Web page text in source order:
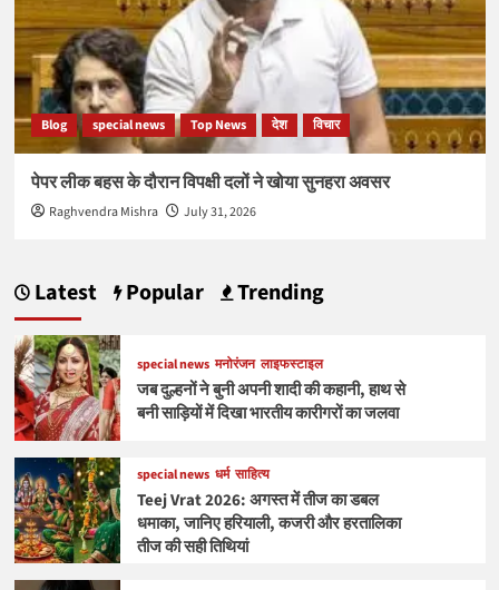
Blog special news Top News देश विचार
पेपर लीक बहस के दौरान विपक्षी दलों ने खोया सुनहरा अवसर
Raghvendra Mishra July 31, 2026
Latest Popular Trending
special news मनोरंजन लाइफस्टाइल
जब दुल्हनों ने बुनी अपनी शादी की कहानी, हाथ से
बनी साड़ियों में दिखा भारतीय कारीगरों का जलवा
special news धर्म साहित्य
Teej Vrat 2026: अगस्त में तीज का डबल
धमाका, जानिए हरियाली, कजरी और हरतालिका
तीज की सही तिथियां